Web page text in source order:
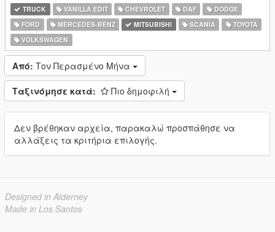
TRUCK VANILLA EDIT CHEVROLET DAF
DODGE
FORD
MERCEDES-BENZ MITSUBISHI SCANIA
TOYOTA
VOLKSWAGEN
Από: Τον Περασμένο Μήνα
Ταξινόμησε κατά: Πιο δημοφιλή
Δεν βρέθηκαν αρχεία, παρακαλώ προσπάθησε να
αλλάξεις τα κριτήρια επιλογής.
Designed in Alderney
Made in Los Santos